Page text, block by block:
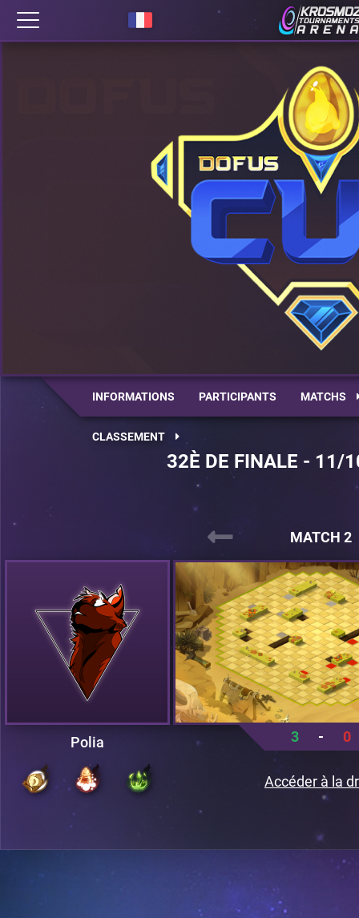
INFORMATIONS PARTICIPANTS MATCHS
CLASSEMENT
32È DE FINALE - 11/
MATCH 2
Polia 3 - 0
Accéder à la